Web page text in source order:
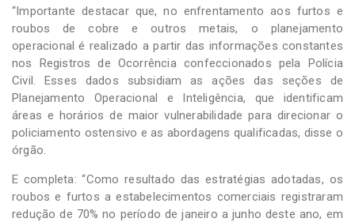
“Importante destacar que, no enfrentamento aos furtos e
roubos de cobre e outros metais, o planejamento
operacional é realizado a partir das informações constantes
nos Registros de Ocorrência confeccionados pela Polícia
Civil. Esses dados subsidiam as ações das seções de
Planejamento Operacional e Inteligência, que identificam
áreas e horários de maior vulnerabilidade para direcionar o
policiamento ostensivo e as abordagens qualificadas, disse o
órgão.
E completa: “Como resultado das estratégias adotadas, os
roubos e furtos a estabelecimentos comerciais registraram
redução de 70% no período de janeiro a junho deste ano, em